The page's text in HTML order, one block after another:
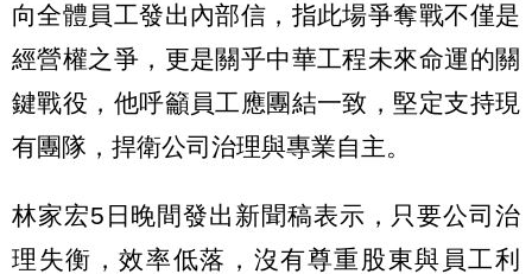
向全體員工發出內部信，指此場爭奪戰不僅是
經營權之爭，更是關乎中華工程未來命運的關
鍵戰役，他呼籲員工應團結一致，堅定支持現
有團隊，捍衛公司治理與專業自主。
林家宏5日晚間發出新聞稿表示，只要公司治
理失衡，效率低落，沒有尊重股東與員工利